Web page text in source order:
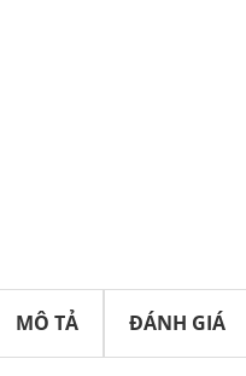
MÔ TẢ ĐÁNH GIÁ